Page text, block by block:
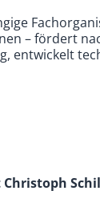
– fördert
entwickelt
Christoph